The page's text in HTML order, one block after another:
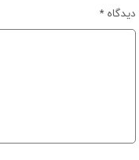
دیدگاه*